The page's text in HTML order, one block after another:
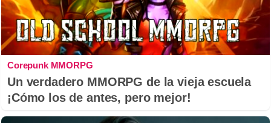
Corepunk MMORPG
Un verdadero MMORPG de la vieja escuela
¡Cómo los de antes, pero mejor!